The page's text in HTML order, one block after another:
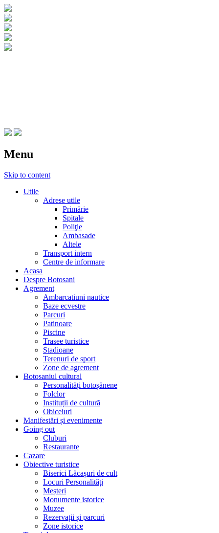
Menu
Skip to content
Utile
Adrese utile
Primărie
Spitale
Poliţie
Ambasade
Altele
Transport intern
Centre de informare
Acasa
Despre Botosani
Agrement
Ambarcatiuni nautice
Baze ecvestre
Parcuri
Patinoare
Piscine
Trasee turistice
Stadioane
Terenuri de sport
Zone de agrement
Botosaniul cultural
Personalități botoșănene
Folclor
Instituții de cultură
Obiceiuri
Manifestări și evenimente
Going out
Cluburi
Restaurante
Cazare
Obiective turistice
Biserici Lăcașuri de cult
Locuri Personalități
Meșteri
Monumente istorice
Muzee
Rezervații și parcuri
Zone istorice